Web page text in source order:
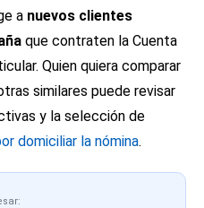
a nuevos clientes
que contraten la Cuenta
Quien quiera comparar
similares puede revisar
y la selección de
domiciliar la nómina.